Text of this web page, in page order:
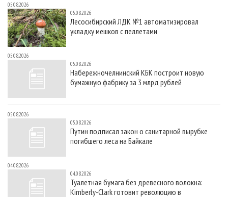
05.08.2026
05.08.2026
Лесосибирский ЛДК №1 автоматизировал
укладку мешков с пеллетами
05.08.2026
05.08.2026
Набережночелнинский КБК построит новую
бумажную фабрику за 3 млрд рублей
05.08.2026
05.08.2026
Путин подписал закон о санитарной вырубке
погибшего леса на Байкале
04.08.2026
04.08.2026
Туалетная бумага без древесного волокна:
Kimberly-Clark готовит революцию в